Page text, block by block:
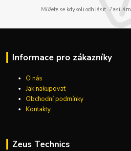
Můžete se kdykoli odhlásit.
Informace pro zákazníky
O nás
Jak nakupovat
Obchodní podmínky
Kontakty
Zeus Technics